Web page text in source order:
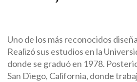
Uno de los más reconocidos
Realizó sus estudios en la
donde se graduó en 1978.
San Diego, California, donde